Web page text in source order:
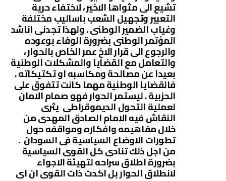
تشيع الى مثواها الاخير ، لاختفاء حرية
التعبير وتجهيل الشعب باساليب مختلفة
وغياب الضمير الوطنى . ولهذا تجدنى اناشد
المؤتمر الوطنى بضرورة الوفاء بوعوده
والرجوع الى قرار الاخ عمر الخاص بالحوار ،
والتعامل مع القضايا والمشكلات الوطنية
بعيدا عن مصالحة ومكاسبه او تكتيكاته .
فالقضايا الوطنية مهما كانت تتفوق على
الحزبية . ليستمر الحوار فهو صمام الامان
لعملية التحول الديموقراطى يثرى
النقاش فيه الامام الصادق المهدى من
خلال مفاهيمه وافكاره ومواقفه حول
تطورات الاوضاع السياسية فى السودان .
من اجل ذلك تنادى كل القوى السياسية
بضرورة اطلاق سراحه لتهيئة الاجواء
لانطلاق الحوار بل اكدت ذات القوى ان اى